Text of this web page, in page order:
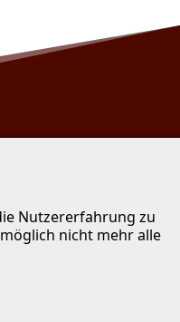
Nutzererfahrung zu
nicht mehr alle